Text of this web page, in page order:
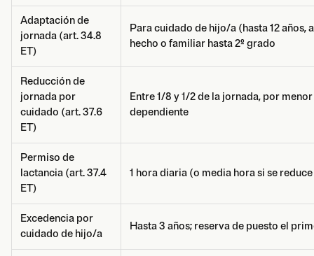
Adaptación de
jornada (art. 34.8
ET)
Para cuidado de hijo/a (hasta 12
hecho o familiar hasta 2º grado
Reducción de
jornada por
cuidado (art. 37.6
ET)
Entre 1/8 y 1/2 de la jornada, por
dependiente
Permiso de
lactancia (art. 37.4
ET)
1 hora diaria (o media hora si se
Excedencia por
cuidado de hijo/a
Hasta 3 años; reserva de puesto el